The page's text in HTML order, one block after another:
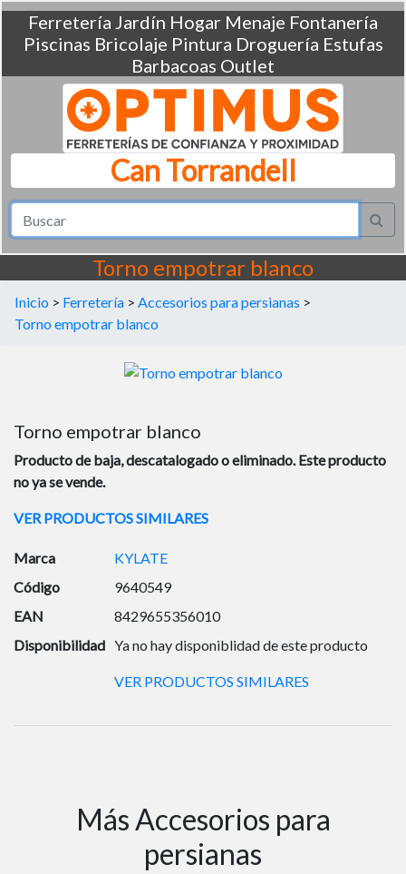
Ferretería Jardín Hogar Menaje Fontanería
Piscinas Bricolaje Pintura Droguería Estufas
Barbacoas Outlet
Can Torrandell
Torno empotrar blanco
Inicio > Ferretería > Accesorios para persianas >
Torno empotrar blanco
Torno empotrar blanco
Producto de baja, descatalogado o eliminado. Este producto
no ya se vende.
VER PRODUCTOS SIMILARES
Marca
KYLATE
Código
9640549
EAN
8429655356010
Disponibilidad Ya no hay disponiblidad de este producto
VER PRODUCTOS SIMILARES
Más Accesorios para
persianas